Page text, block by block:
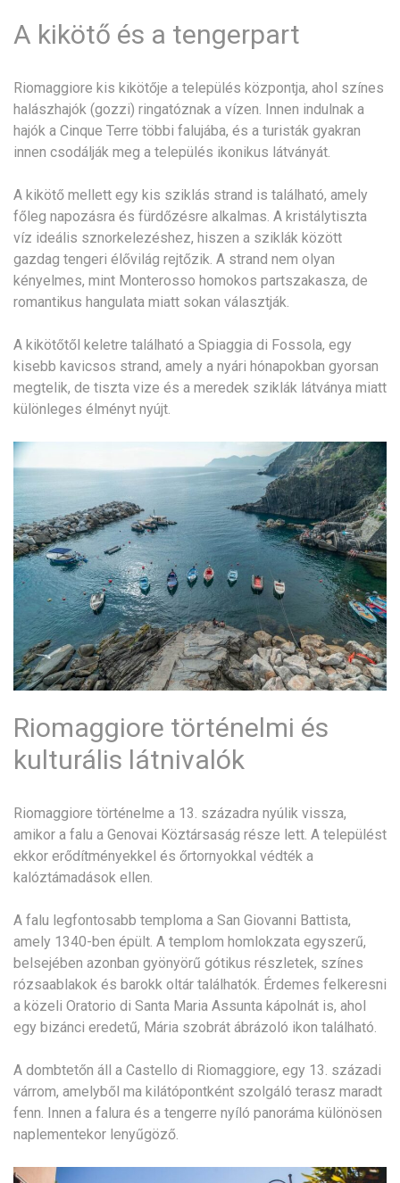
A kikötő és a tengerpart
Riomaggiore kis kikötője a település központja, ahol színes
halászhajók (gozzi) ringatóznak a vízen. Innen indulnak a
hajók a Cinque Terre többi falujába, és a turisták gyakran
innen csodálják meg a település ikonikus látványát.
A kikötő mellett egy kis sziklás strand is található, amely
főleg napozásra és fürdőzésre alkalmas. A kristálytiszta
víz ideális sznorkelezéshez, hiszen a sziklák között
gazdag tengeri élővilág rejtőzik. A strand nem olyan
kényelmes, mint Monterosso homokos partszakasza, de
romantikus hangulata miatt sokan választják.
A kikötőtől keletre található a Spiaggia di Fossola, egy
kisebb kavicsos strand, amely a nyári hónapokban gyorsan
megtelik, de tiszta vize és a meredek sziklák látványa miatt
különleges élményt nyújt.
Riomaggiore történelmi és
kulturális látnivalók
Riomaggiore történelme a 13. századra nyúlik vissza,
amikor a falu a Genovai Köztársaság része lett. A települést
ekkor erődítményekkel és őrtornyokkal védték a
kalóztámadások ellen.
A falu legfontosabb temploma a San Giovanni Battista,
amely 1340-ben épült. A templom homlokzata egyszerű,
belsejében azonban gyönyörű gótikus részletek, színes
rózsaablakok és barokk oltár találhatók. Érdemes felkeresni
a közeli Oratorio di Santa Maria Assunta kápolnát is, ahol
egy bizánci eredetű, Mária szobrát ábrázoló ikon található.
A dombtetőn áll a Castello di Riomaggiore, egy 13. századi
várrom, amelyből ma kilátópontként szolgáló terasz maradt
fenn. Innen a falura és a tengerre nyíló panoráma különösen
naplementekor lenyűgöző.